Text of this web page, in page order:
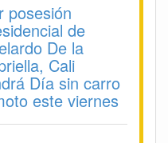
posesión
de
De la
Cali
Día sin carro
este viernes